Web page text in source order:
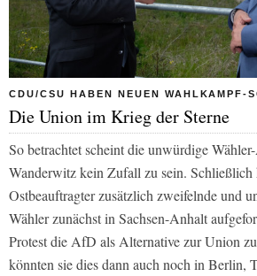
CDU/CSU HABEN NEUEN WAHLKAMPF-
Die Union im Krieg der Sterne
So betrachtet scheint die unwürdige
Wanderwitz kein Zufall zu sein. Schließlich
Ostbeauftragter zusätzlich zweifelnde und
Wähler zunächst in Sachsen-Anhalt
Protest die AfD als Alternative zur Union
könnten sie dies dann auch noch in Berlin,